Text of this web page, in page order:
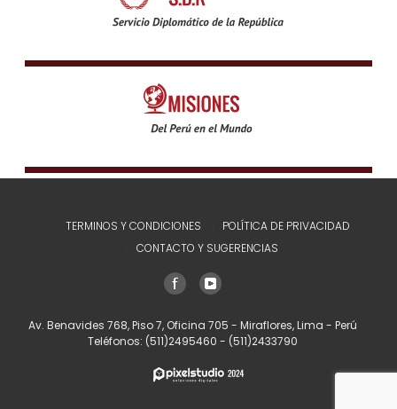
TERMINOS Y CONDICIONES
POLÍTICA DE PRIVACIDAD
CONTACTO Y SUGERENCIAS
Av. Benavides 768, Piso 7, Oficina 705 - Miraflores, Lima - Perú
Teléfonos: (511)2495460 - (511)2433790